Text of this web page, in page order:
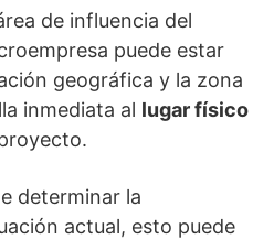
de influencia del
puede estar
geográfica y la zona
inmediata al lugar físico
determinar la
actual, esto puede